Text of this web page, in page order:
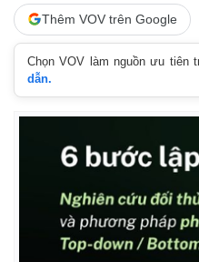
Thêm VOV trên Google
Chọn VOV làm nguồn ưu tiên
dẫn.